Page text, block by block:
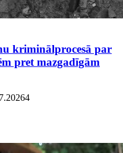
kriminālprocesā par
pret mazgadīgām
4